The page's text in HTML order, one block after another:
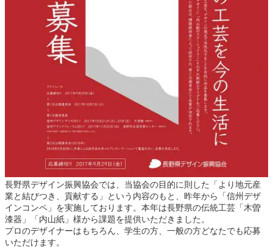
長野県デザイン振興協会では、当協会の目的に則した「より地元産
業と結びつき、貢献する」という内容のもと、昨年から「信州デザ
インコンペ」を実施しております。本年は長野県の伝統工芸「木曽
漆器」「内山紙」様から課題を提供いただきました。
プロのデザイナーはもちろん、学生の方、一般の方どなたでも応募
いただけます。